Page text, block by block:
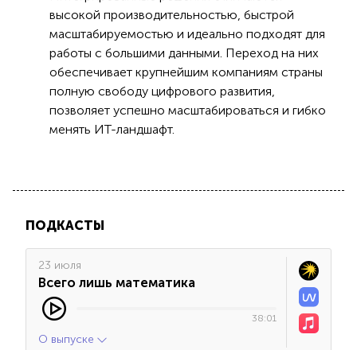
высокой производительностью, быстрой
масштабируемостью и идеально подходят для
работы с большими данными. Переход на них
обеспечивает крупнейшим компаниям страны
полную свободу цифрового развития,
позволяет успешно масштабироваться и гибко
менять ИТ-ландшафт.
ПОДКАСТЫ
23 июля
Всего лишь математика
38:01
О выпуске